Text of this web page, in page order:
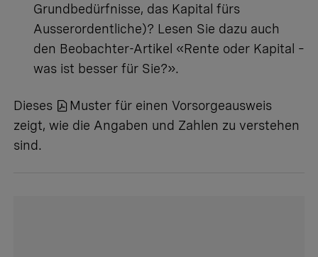
Grundbedürfnisse, das Kapital fürs
Ausserordentliche)? Lesen Sie dazu auch
den Beobachter-Artikel «Rente oder Kapital –
was ist besser für Sie?».
Dieses
Muster für einen Vorsorgeausweis
zeigt, wie die Angaben und Zahlen zu verstehen
sind.